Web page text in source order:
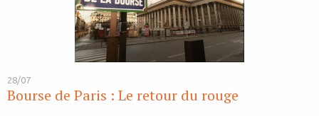
28/07
Bourse de Paris : Le retour du rouge